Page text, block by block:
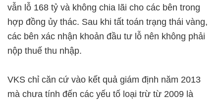
vẫn lỗ 168 tỷ và không chia lãi cho các bên trong
hợp đồng ủy thác. Sau khi tất toán trạng thái vàng,
các bên xác nhận khoản đầu tư lỗ nên không phải
nộp thuế thu nhập.
VKS chỉ căn cứ vào kết quả giám định năm 2013
mà chưa tính đến các yếu tố loại trừ từ 2009 là